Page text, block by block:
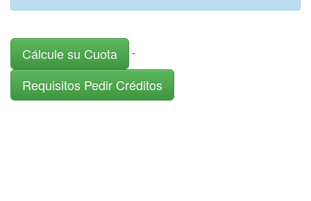
Cálcule su Cuota -
Requisitos Pedir Créditos